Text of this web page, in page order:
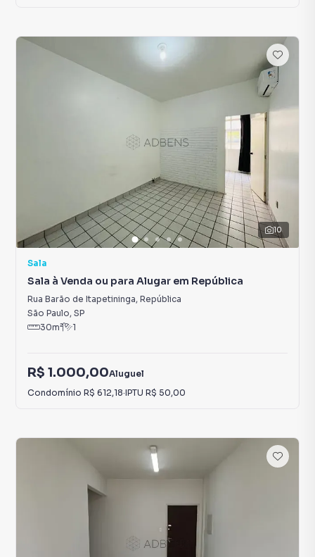
10
Sala
Sala à Venda ou para Alugar em República
Rua Barão de Itapetininga, República
São Paulo, SP
30m² 1
R$ 1.000,00Aluguel
Condomínio R$ 612,18·IPTU R$ 50,00